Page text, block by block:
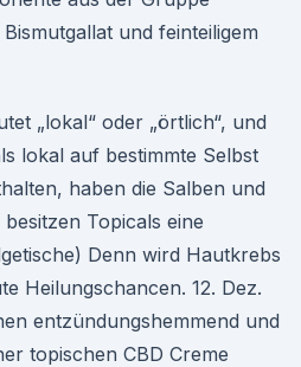
und feinteiligem
„lokal“ oder „örtlich“, und
lokal auf bestimmte Selbst
haben die Salben und
Topicals eine
Denn wird Hautkrebs
Heilungschancen. 12. Dez.
entzündungshemmend und
topischen CBD Creme